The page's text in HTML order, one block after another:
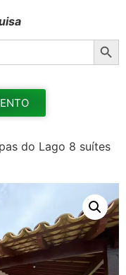
do Lago 8 suítes